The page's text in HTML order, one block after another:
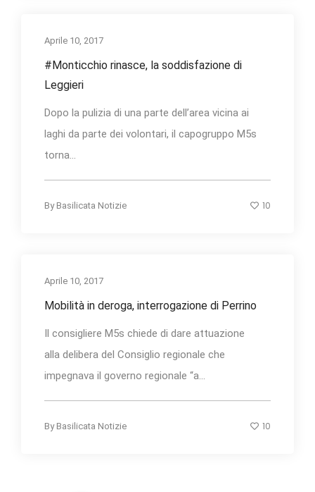
Aprile 10, 2017
#Monticchio rinasce, la soddisfazione di
Leggieri
Dopo la pulizia di una parte dell’area vicina ai
laghi da parte dei volontari, il capogruppo M5s
torna...
By Basilicata Notizie 10
Aprile 10, 2017
Mobilità in deroga, interrogazione di Perrino
Il consigliere M5s chiede di dare attuazione
alla delibera del Consiglio regionale che
impegnava il governo regionale “a...
By Basilicata Notizie 10